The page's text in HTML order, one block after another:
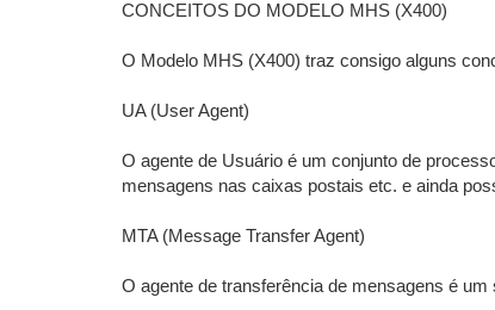
CONCEITOS DO MODELO MHS (X400)
O Modelo MHS (X400) traz consigo alguns
UA (User Agent)
O agente de Usuário é um conjunto de
mensagens nas caixas postais etc. e ainda
MTA (Message Transfer Agent)
O agente de transferência de mensagens é